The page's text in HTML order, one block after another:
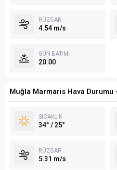
RÜZGAR
4.54 m/s
GÜN BATIMI
20:00
Muğla Marmaris Hava Durumu
SICAKLIK
34° / 25°
RÜZGAR
5.31 m/s